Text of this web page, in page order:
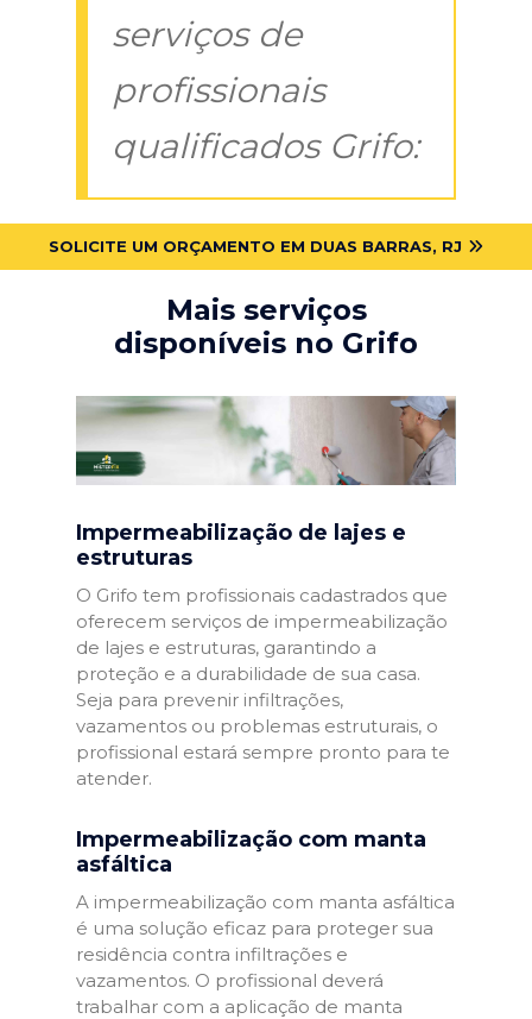
serviços de
profissionais
qualificados Grifo:
SOLICITE UM ORÇAMENTO EM DUAS BARRAS, RJ
Mais serviços
disponíveis no Grifo
Impermeabilização de lajes e
estruturas
O Grifo tem profissionais cadastrados que
oferecem serviços de impermeabilização
de lajes e estruturas, garantindo a
proteção e a durabilidade de sua casa.
Seja para prevenir infiltrações,
vazamentos ou problemas estruturais, o
profissional estará sempre pronto para te
atender.
Impermeabilização com manta
asfáltica
A impermeabilização com manta asfáltica
é uma solução eficaz para proteger sua
residência contra infiltrações e
vazamentos. O profissional deverá
trabalhar com a aplicação de manta